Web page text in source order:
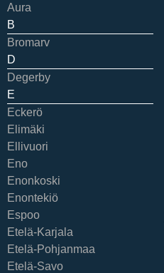
Aura
B
Bromarv
D
Degerby
E
Eckerö
Elimäki
Ellivuori
Eno
Enonkoski
Enontekiö
Espoo
Etelä-Karjala
Etelä-Pohjanmaa
Etelä-Savo